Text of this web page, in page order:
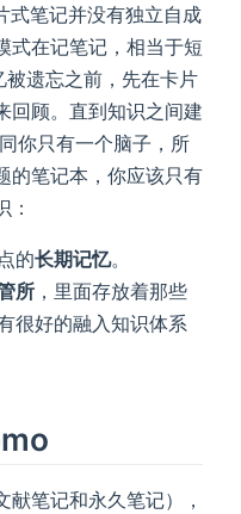
式笔记并没有独立自成
式在记笔记，相当于短
被遗忘之前，先在卡片
回顾。直到知识之间建
你只有一个脑子，所
的笔记本，你应该只有
：
的长期记忆。
所 ，里面存放着那些
很好的融入知识体系
笔记和永久笔记），